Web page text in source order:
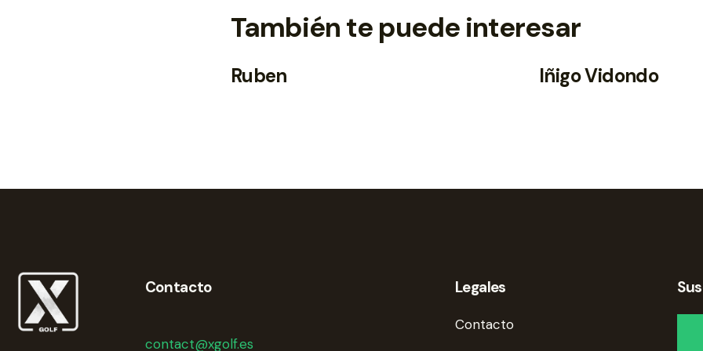
También te puede interesar
Ruben Iñigo Vidondo
Contacto
contact@xgolf.es
Legales
Contacto